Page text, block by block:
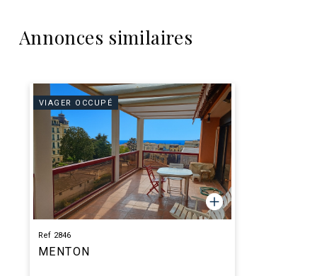
Annonces similaires
VIAGER OCCUPÉ
Ref 2846
MENTON